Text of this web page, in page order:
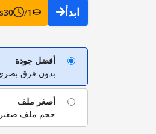
ابدأ 1
/
30
s
أفضل جودة
بدون فرق
أصغر ملف
حجم ملف